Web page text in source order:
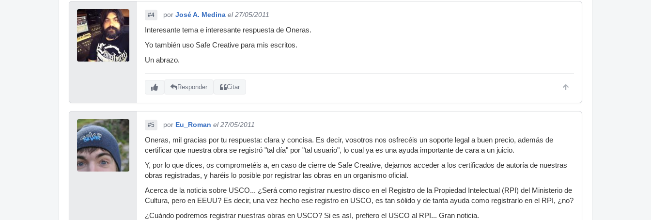
#4 por José A. Medina el 27/05/2011
Interesante tema e interesante respuesta de Oneras.
Yo también uso Safe Creative para mis escritos.
Un abrazo.
Responder Citar
#5 por Eu_Roman el 27/05/2011
Oneras, mil gracias por tu respuesta: clara y concisa. Es decir, vosotros nos osfrecéis un soporte legal a buen precio, además de
certificar que nuestra obra se registró "tal día" por "tal usuario", lo cual ya es una ayuda importante de cara a un juicio.
Y, por lo que dices, os comprometéis a, en caso de cierre de Safe Creative, dejarnos acceder a los certificados de autoría de nuestras
obras registradas, y haréis lo posible por registrar las obras en un organismo oficial.
Acerca de la noticia sobre USCO... ¿Será como registrar nuestro disco en el Registro de la Propiedad Intelectual (RPI) del Ministerio de
Cultura, pero en EEUU? Es decir, una vez hecho ese registro en USCO, es tan sólido y de tanta ayuda como registrarlo en el RPI, ¿no?
¿Cuándo podremos registrar nuestras obras en USCO? Si es así, prefiero el USCO al RPI... Gran noticia.